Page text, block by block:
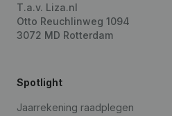
T.a.v. Liza.nl
Otto Reuchlinweg 1094
3072 MD Rotterdam
Spotlight
Jaarrekening raadplegen